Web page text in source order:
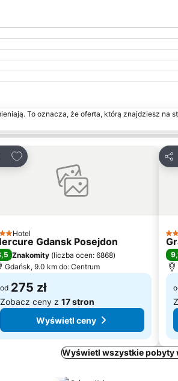
To oznacza, że oferta, którą znajdziesz na
Dodaj do ulubionych
Hotel
Gdansk Posejdon
Znakomity (liczba ocen: 6868)
Gdańsk, 9.0 km do: Centrum
od 275 zł
Zobacz ceny z 17 stron
Wyświetl ceny
4
Wyświetl wszystkie pobyty